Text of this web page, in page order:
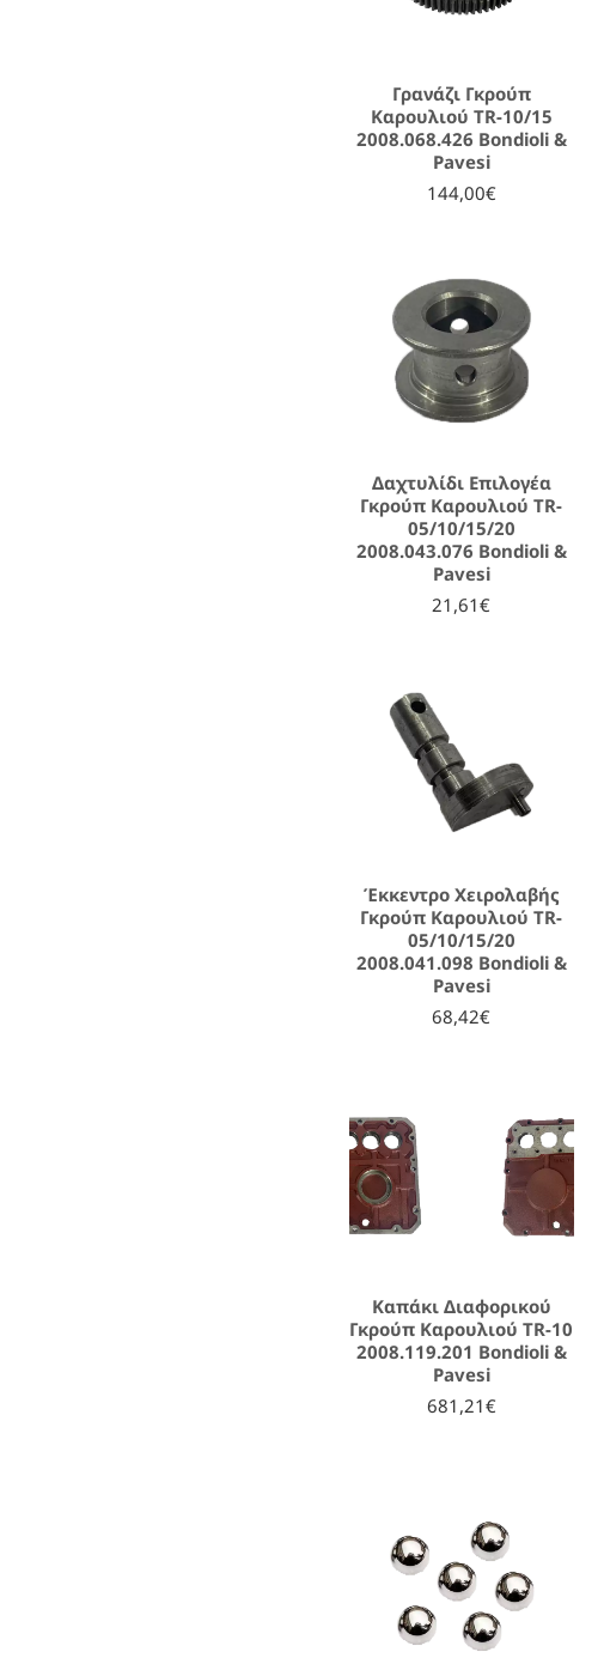
Γρανάζι Γκρούπ
Καρουλιού TR-10/15
2008.068.426 Bondioli &
Pavesi
144,00€
Δαχτυλίδι Επιλογέα
Γκρούπ Καρουλιού TR-
05/10/15/20
2008.043.076 Bondioli &
Pavesi
21,61€
Έκκεντρο Χειρολαβής
Γκρούπ Καρουλιού TR-
05/10/15/20
2008.041.098 Bondioli &
Pavesi
68,42€
Καπάκι Διαφορικού
Γκρούπ Καρουλιού TR-10
2008.119.201 Bondioli &
Pavesi
681,21€